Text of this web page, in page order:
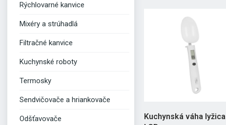
Rýchlovarné kanvice
Mixéry a strúhadlá
Filtračné kanvice
Kuchynské roboty
Termosky
Sendvičovače a hriankovače
Odšťavovače
Kuchynská váha lyžica